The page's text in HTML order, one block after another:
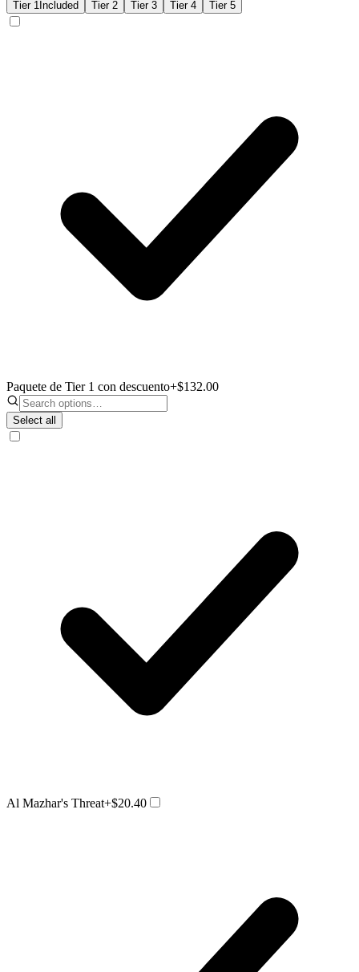
Tier 1 Included Tier 2 Tier 3 Tier 4 Tier 5
Paquete de Tier 1 con descuento+$132.00
Select all
Al Mazhar's Threat+$20.40